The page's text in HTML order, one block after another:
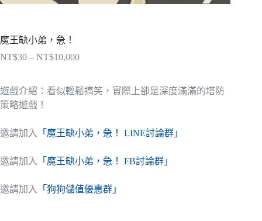
魔王缺小弟，急！
NT$30 – NT$10,000價
範
到
NT$10,000
遊戲介紹：看似輕鬆搞笑，實際上卻是深度滿滿的塔防
策略遊戲！
邀請加入 「魔王缺小弟，急！ LINE討論群」
邀請加入 「魔王缺小弟，急！ FB討論群」
邀請加入 「狗狗儲值優惠群」